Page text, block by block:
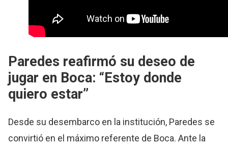
Paredes reafirmó su deseo de
jugar en Boca: “Estoy donde
quiero estar”
Desde su desembarco en la institución, Paredes se
convirtió en el máximo referente de Boca. Ante la